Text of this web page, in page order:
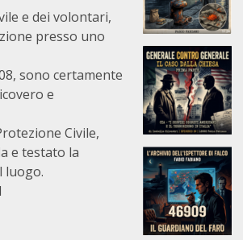
e dei volontari,
presso uno
sono certamente
e
Civile,
e testato la
luogo.